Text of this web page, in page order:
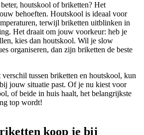
houtskool of briketten? Het
behoeften. Houtskool is ideaal voor
terwijl briketten uitblinken in
Het draait om jouw voorkeur: heb je
kies dan houtskool. Wil je slow
organiseren, dan zijn briketten de beste
tussen briketten en houtskool, kun
jouw situatie past. Of je nu kiest voor
of beide in huis haalt, het belangrijkste
top wordt!
koop je bij